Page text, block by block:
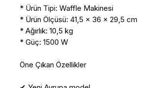
* Ürün Tipi: Waffle Makinesi
* Ürün Ölçüsü: 41,5 × 36 × 29,5 cm
* Ağırlık: 10,5 kg
* Güç: 1500 W
Öne Çıkan Özellikler